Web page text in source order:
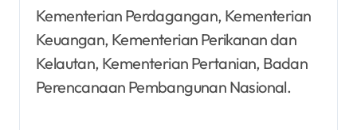
Kementerian Perdagangan, Kementerian
Keuangan, Kementerian Perikanan dan
Kelautan, Kementerian Pertanian, Badan
Perencanaan Pembangunan Nasional.